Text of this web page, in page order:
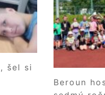
šel si
Beroun